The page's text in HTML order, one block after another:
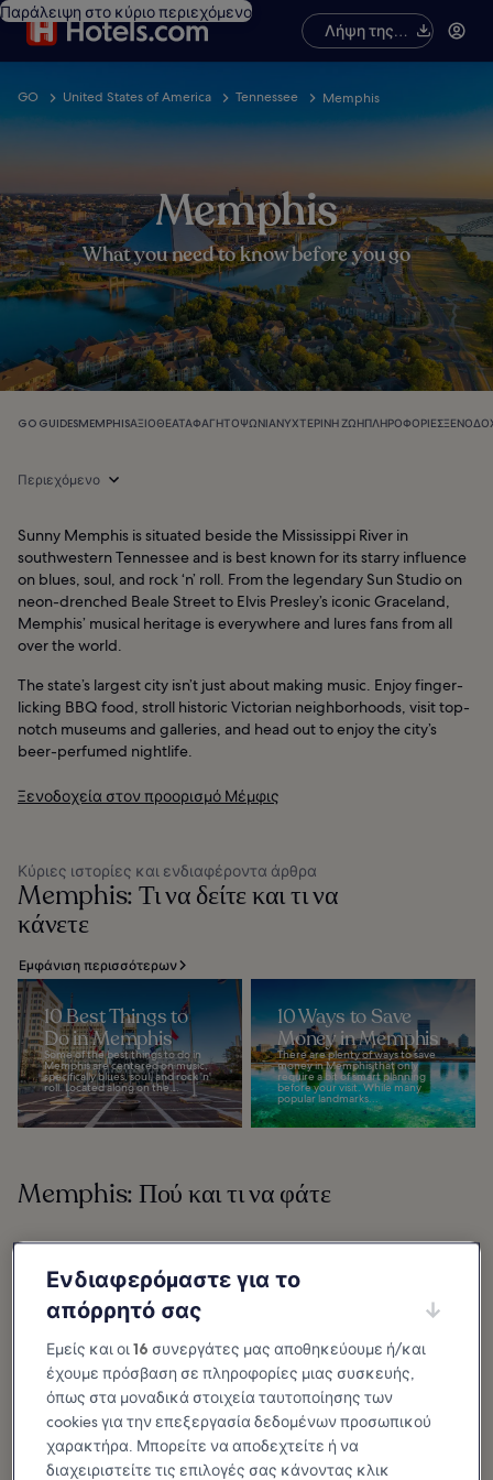
Παράλειψη στο κύριο περιεχόμενο
Λήψη της
εφαρμογής
GO United States of America Tennessee Memphis
Memphis
What you need to know before you go
GO GUIDESMEMPHISΑΞΙΟΘΈΑΤΑΦΑΓΗΤΌΨΏΝΙΑΝΥΧΤΕΡΙΝΉ ΖΩΉΠΛΗΡΟΦΟΡΊΕΣ
Περιεχόμενο
Sunny Memphis is situated beside the Mississippi River in
southwestern Tennessee and is best known for its starry influence
on blues, soul, and rock ‘n’ roll. From the legendary Sun Studio on
neon-drenched Beale Street to Elvis Presley’s iconic Graceland,
Memphis’ musical heritage is everywhere and lures fans from all
over the world.
The state’s largest city isn’t just about making music. Enjoy finger-
licking BBQ food, stroll historic Victorian neighborhoods, visit top-
notch museums and galleries, and head out to enjoy the city’s
beer-perfumed nightlife.
Ξενοδοχεία στον προορισμό Μέμφις
Κύριες ιστορίες και ενδιαφέροντα άρθρα
Memphis: Τι να δείτε και τι να
κάνετε
Εμφάνιση περισσότερων
10 Best Things to
Do in Memphis
Some of the best things to do in
Memphis are centered on music,
specifically blues, soul, and rock 'n'
roll. Located along on the...
10 Ways to Save
Money in Memphis
There are plenty of ways to save
money in Memphis that only
require a bit of smart planning
before your visit. While many
popular landmarks...
Memphis: Πού και τι να φάτε
Ενδιαφερόμαστε για το
απόρρητό σας
Εμείς και οι16 συνεργάτες μας αποθηκεύουμε ή/και
έχουμε πρόσβαση σε πληροφορίες μιας συσκευής,
όπως στα μοναδικά στοιχεία ταυτοποίησης των
cookies για την επεξεργασία δεδομένων προσωπικού
χαρακτήρα. Μπορείτε να αποδεχτείτε ή να
διαχειριστείτε τις επιλογές σας κάνοντας κλικ